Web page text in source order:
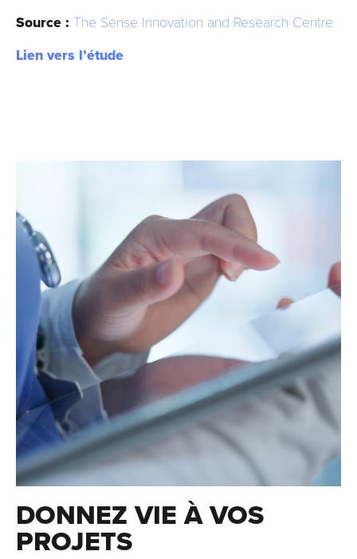
Source : The Sense Innovation and Research Centre
Lien vers l’étude
DONNEZ VIE À VOS
PROJETS